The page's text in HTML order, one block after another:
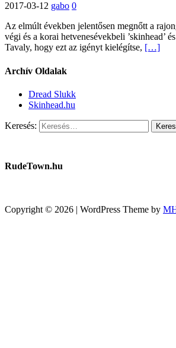
2017-03-12 gabo 0
Az elmúlt években jelentősen megnőtt a
végi és a korai hetvenesévekbeli ’skinhead’
Tavaly, hogy ezt az igényt kielégítse, […]
Archív Oldalak
Dread Slukk
Skinhead.hu
Keresés:
RudeTown.hu
Copyright © 2026 | WordPress Theme by